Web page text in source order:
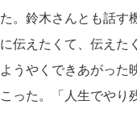
た。鈴木さんとも話す
に伝えたくて、伝えた
ようやくできあがった
こった。「人生でやり